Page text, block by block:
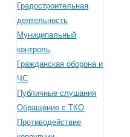
Градостроительная
деятельность
Муниципальный
контроль
Гражданская оборона и
ЧС
Публичные слушания
Обращение с ТКО
Противодействие